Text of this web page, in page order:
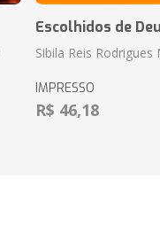
Escolhidos de
Sibila Reis
IMPRESSO
R$ 46,18